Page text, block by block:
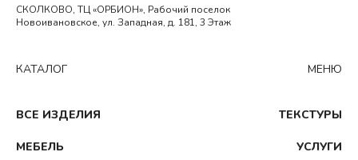
СКОЛКОВО, ТЦ «ОРБИОН», Рабочий поселок
Новоивановское, ул. Западная, д. 181, 3 Этаж
КАТАЛОГ
ВСЕ ИЗДЕЛИЯ
МЕБЕЛЬ
ТЕКСТУРЫ
УСЛУГИ
МЕНЮ